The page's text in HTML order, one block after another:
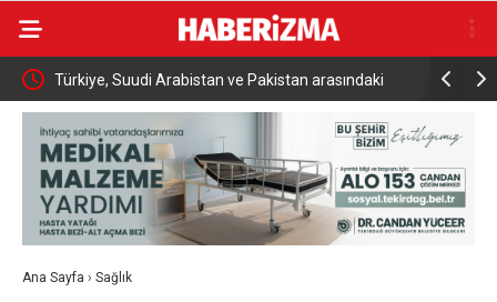
Türkiye, Suudi Arabistan ve Pakistan arasındaki
tarihi savunma anlaşması dünya basınında
İki
kazadan
Ana Sayfa › Sağlık